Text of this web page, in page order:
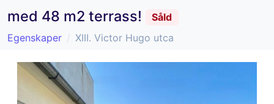
med 48 m2 terrass!
Såld
Egenskaper
XIII. Victor Hugo utca